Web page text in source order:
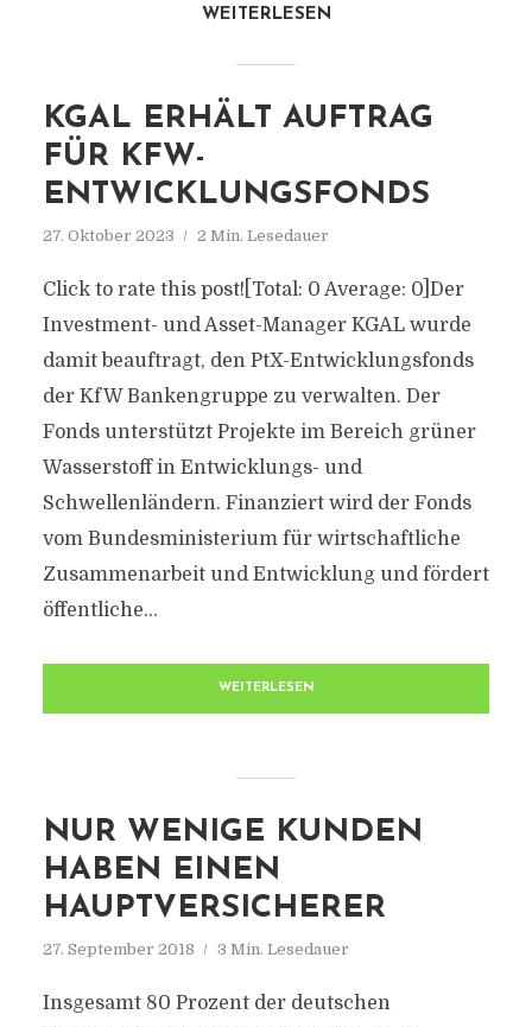
WEITERLESEN
KGAL ERHÄLT AUFTRAG
FÜR KFW-
ENTWICKLUNGSFONDS
27. Oktober 2023 2 Min. Lesedauer
Click to rate this post![Total: 0 Average: 0]Der
Investment- und Asset-Manager KGAL wurde
damit beauftragt, den PtX-Entwicklungsfonds
der KfW Bankengruppe zu verwalten. Der
Fonds unterstützt Projekte im Bereich grüner
Wasserstoff in Entwicklungs- und
Schwellenländern. Finanziert wird der Fonds
vom Bundesministerium für wirtschaftliche
Zusammenarbeit und Entwicklung und fördert
öffentliche...
WEITERLESEN
NUR WENIGE KUNDEN
HABEN EINEN
HAUPTVERSICHERER
27. September 2018 3 Min. Lesedauer
Insgesamt 80 Prozent der deutschen